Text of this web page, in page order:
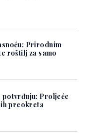
Prirodnim
roštilj za samo
potvrđuju: Proljeće
preokreta